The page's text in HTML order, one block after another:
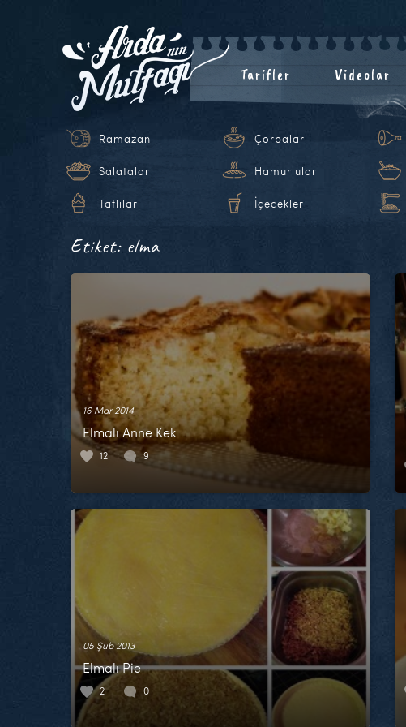
Tarifler Videolar
Ramazan Çorbalar
Salatalar Hamurlular
Tatlılar İçecekler
Etiket: elma
16 Mar 2014
Elmalı Anne Kek
12 9
05 Şub 2013
Elmalı Pie
2 0